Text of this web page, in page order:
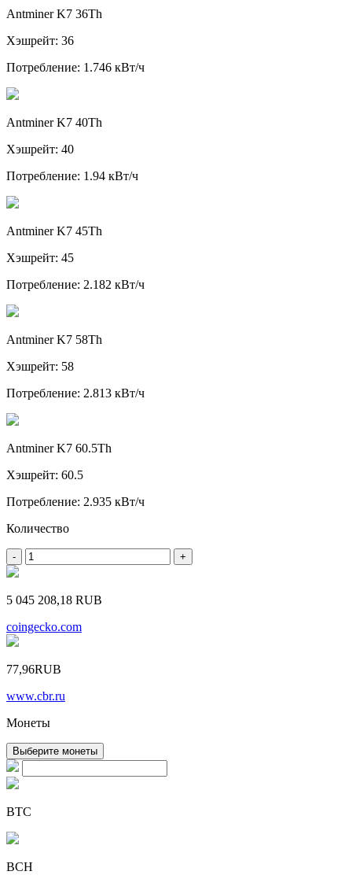
Antminer K7 36Th
Хэшрейт: 36
Потребление: 1.746 кВт/ч
Antminer K7 40Th
Хэшрейт: 40
Потребление: 1.94 кВт/ч
Antminer K7 45Th
Хэшрейт: 45
Потребление: 2.182 кВт/ч
Antminer K7 58Th
Хэшрейт: 58
Потребление: 2.813 кВт/ч
Antminer K7 60.5Th
Хэшрейт: 60.5
Потребление: 2.935 кВт/ч
Количество
- +
5 045 208,18 RUB
coingecko.com
77,96RUB
www.cbr.ru
Монеты
Выберите монеты
BTC
BCH